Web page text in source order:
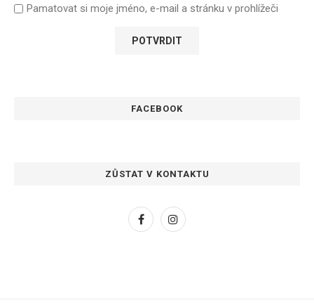
Pamatovat si moje jméno, e-mail a stránku v prohlížeči
FACEBOOK
ZŮSTAT V KONTAKTU